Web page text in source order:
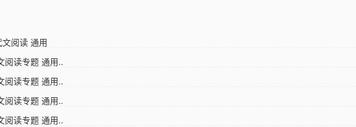
阅读 通用
阅读专题 通用..
阅读专题 通用..
阅读专题 通用..
阅读专题 通用..